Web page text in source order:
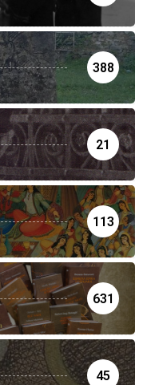
388
21
113
631
45